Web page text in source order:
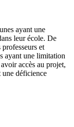
ayant une
leur école. De
et
ayant une limitation
accès au projet,
déficience